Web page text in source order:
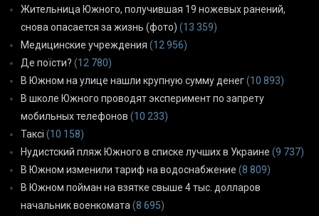
Жительница Южного, получившая 19 ножевых ранений,
снова опасается за жизнь (фото) (13 359)
Медицинские учреждения (12 956)
Де поїсти? (12 780)
В Южном на улице нашли крупную сумму денег(10 893)
В школе Южного проводят эксперимент по запрету
мобильных телефонов (10 233)
Таксі (10 158)
Нудистский пляж Южного в списке лучших в Украине (9 737)
В Южном изменили тариф на водоснабжение (8 809)
В Южном пойман на взятке свыше 4 тыс. долларов
начальник военкомата (8 695)